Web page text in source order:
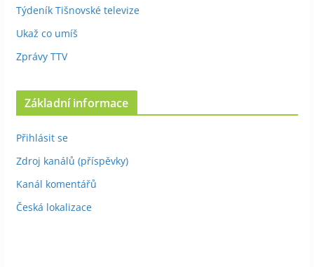
Týdeník Tišnovské televize
Ukaž co umíš
Zprávy TTV
Základní informace
Přihlásit se
Zdroj kanálů (příspěvky)
Kanál komentářů
Česká lokalizace